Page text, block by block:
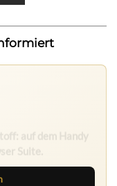
auf dem Handy
Suite.